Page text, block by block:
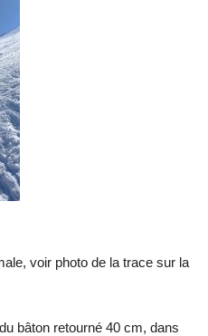
voir photo de la trace sur la
bâton retourné 40 cm, dans